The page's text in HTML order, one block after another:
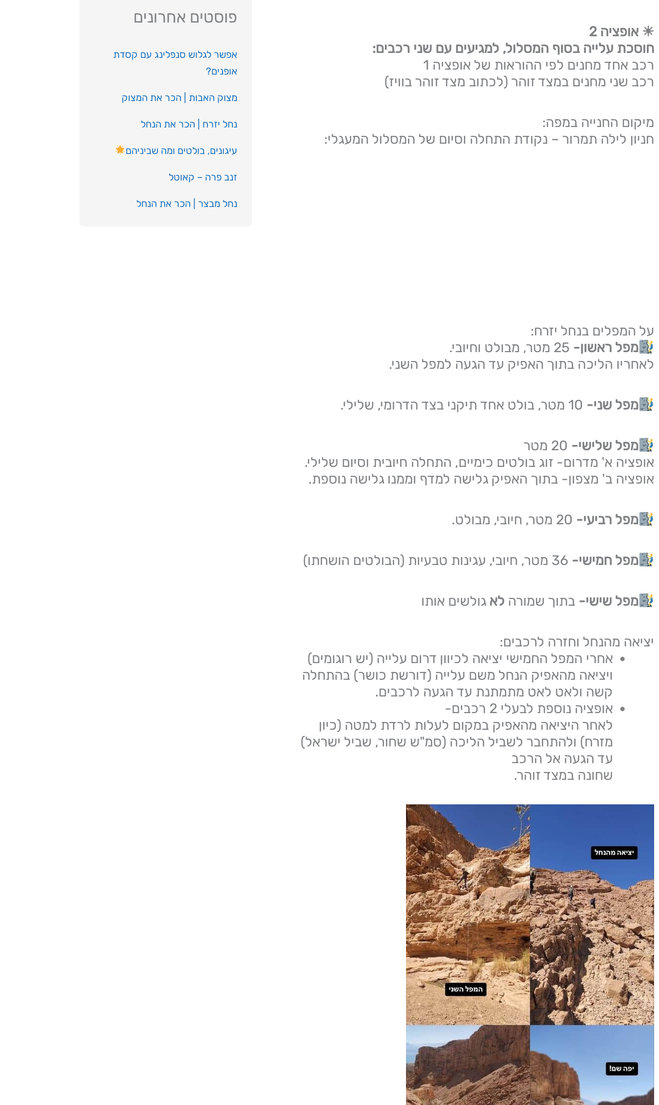
☀ אופציה 2
חוסכת עלייה בסוף המסלול, למגיעים עם שני רכבים:
רכב אחד מחנים לפי ההוראות של אופציה 1
רכב שני מחנים במצד זוהר (לכתוב מצד זוהר בוויז)
מיקום החנייה במפה:
חניון לילה תמרור – נקודת התחלה וסיום של המסלול המעגלי:
על המפלים בנחל יזרח:
מפל ראשון-
לאחריו הליכה בתוך האפיק עד הגעה למפל השני.
מפל שני-
מפל שלישי-
אופציה א' מדרום- זוג בולטים כימיים, התחלה חיובית וסיום שלילי.
אופציה ב' מצפון- בתוך האפיק גלישה למדף וממנו גלישה נוספת.
מפל רביעי-
מפל חמישי-
מפל שישי- בתוך שמורה לא גולשים אותו
יציאה מהנחל וחזרה לרכבים:
אחרי המפל החמישי יציאה לכיוון דרום עלייה (יש רוגומים)
ויציאה מהאפיק הנחל משם עלייה (דורשת כושר) בהתחלה
קשה ולאט לאט מתמתנת עד הגעה לרכבים.
אופציה נוספת לבעלי 2 רכבים-
לאחר היציאה מהאפיק במקום לעלות לרדת למטה (כיון
מזרח) ולהתחבר לשביל הליכה (סמ"ש שחור, שביל ישראל)
עד הגעה אל הרכב
שחונה במצד זוהר.
פוסטים אחרונים
אפשר לגלוש סנפלינג עם קסדת
אופנים?
מצוק האבות | הכר את המצוק
נחל יזרח | הכר את הנחל
עיגונים, בולטים ומה שביניהם
זנב פרה – קאוטל
נחל מבצר | הכר את הנחל